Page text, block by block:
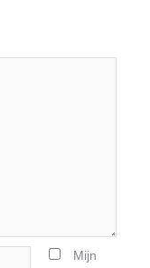
Mijn